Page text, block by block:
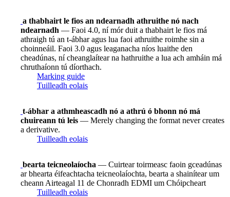
a thabhairt le fios an ndearnadh athruithe nó nach
ndearnadh — Faoi 4.0, ní mór duit a thabhairt le fios má
athraigh tú an t-ábhar agus lua faoi athruithe roimhe sin a
choinneáil. Faoi 3.0 agus leaganacha níos luaithe den
cheadúnas, ní cheanglaítear na hathruithe a lua ach amháin má
chruthaíonn tú díorthach.
Marking guide
Tuilleadh eolais
t-ábhar a athmheascadh nó a athrú ó bhonn nó má
chuireann tú leis — Merely changing the format never creates
a derivative.
Tuilleadh eolais
bearta teicneolaíocha — Cuirtear toirmeasc faoin gceadúnas
ar bhearta éifeachtacha teicneolaíochta, bearta a shainítear um
cheann Airteagal 11 de Chonradh EDMI um Chóipcheart
Tuilleadh eolais